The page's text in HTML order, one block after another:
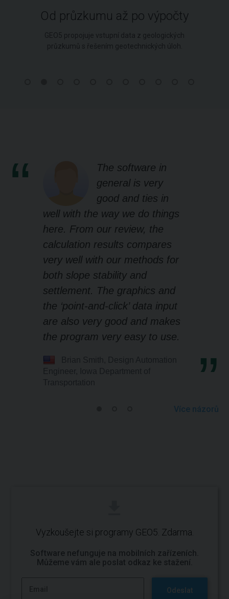
Od průzkumu až po výpočty
GEO5 propojuje vstupní data z geologických
průzkumů s řešením geotechnických úloh.
The software in
general is very
good and ties in
well with the way we do things
here. From our review, the
calculation results compares
very well with our methods for
both slope stability and
settlement. The graphics and
the ‘point-and-click’ data input
are also very good and makes
the program very easy to use.
Více názorů
Vyzkoušejte si programy GEO5. Zdarma.
Software nefunguje na mobilních zařízeních.
Můžeme vám ale poslat odkaz ke stažení.
Odeslat